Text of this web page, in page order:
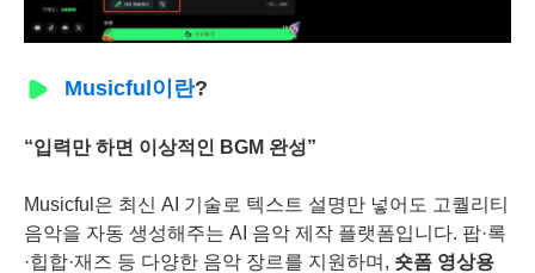
Musicful이란?
“입력만 하면 이상적인 BGM 완성”
Musicful은 최신 AI 기술로 텍스트 설명만 넣어도 고퀄리티
음악을 자동 생성해주는 AI 음악 제작 플랫폼입니다. 팝·록
·힙합·재즈 등 다양한 음악 장르를 지원하며, 숏폼 영상용